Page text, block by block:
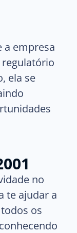
a empresa
ela se
no
te ajudar a
os